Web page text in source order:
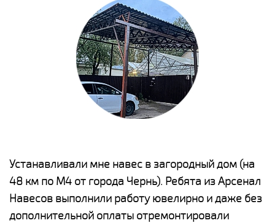
Устанавливали мне навес в загородный дом (на
48 км по М4 от города Чернь). Ребята из Арсенал
Навесов выполнили работу ювелирно и даже без
дополнительной оплаты отремонтировали